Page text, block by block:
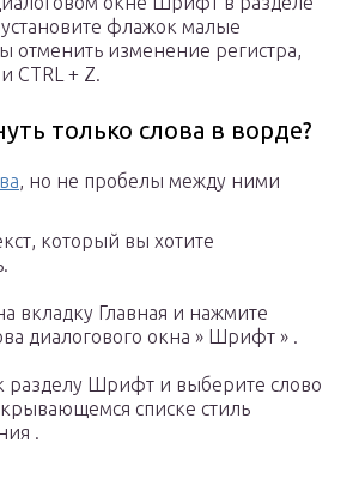
флажок малые
отменить изменение регистра,
CTRL + Z.
только слова в ворде?
, но не пробелы между ними
который вы хотите
вкладку Главная и нажмите
диалогового окна » Шрифт » .
разделу Шрифт и выберите слово
списке стиль
.